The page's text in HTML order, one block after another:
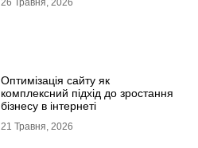
26 Травня, 2026
Оптимізація сайту як
комплексний підхід до зростання
бізнесу в інтернеті
21 Травня, 2026